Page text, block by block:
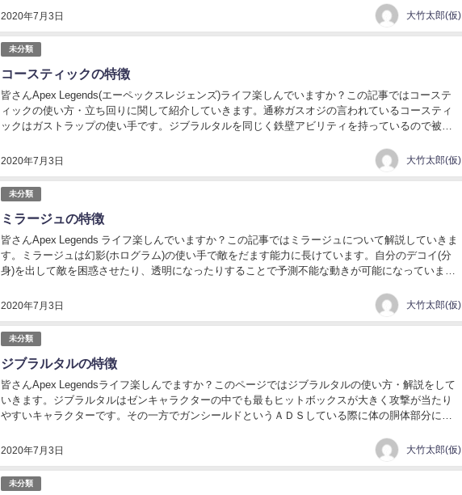
2020年7月3日 大竹太郎(仮)
未分類
コースティックの特徴
2020年7月3日
皆さんApex Legends(エーペックスレジェンズ)ライフ楽しんでいますか？この記事ではコーステ
ィックの使い方・立ち回りに関して紹介していきます。通称ガスオジの言われているコースティ
ックはガストラップの使い手です。ジブラルタルを同じく鉄壁アビリティを持っているので被ダ
大竹太郎(仮)
未分類
ミラージュの特徴
2020年7月3日
皆さんApex Legends ライフ楽しんでいますか？この記事ではミラージュについて解説していきま
す。ミラージュは幻影(ホログラム)の使い手で敵をだます能力に長けています。自分のデコイ(分
身)を出して敵を困惑させたり、透明になったりすることで予測不能な動きが可能になっていま
大竹太郎(仮)
未分類
ジブラルタルの特徴
2020年7月3日
皆さんApex Legendsライフ楽しんでますか？このページではジブラルタルの使い方・解説をして
いきます。ジブラルタルはゼンキャラクターの中でも最もヒットボックスが大きく攻撃が当たり
やすいキャラクターです。その一方でガンシールドというＡＤＳしている際に体の胴体部分にシ
大竹太郎(仮)
未分類